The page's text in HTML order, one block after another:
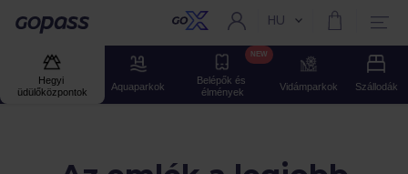
Gopass Aktuális nyelv:
HU
Hegyi
üdülőközpontok
Aquaparkok
Belépők és
élmények
NEW
Vidámparkok Szállodák